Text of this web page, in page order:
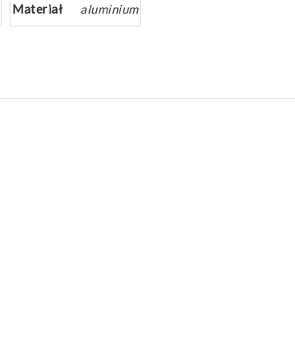
Materiał aluminium